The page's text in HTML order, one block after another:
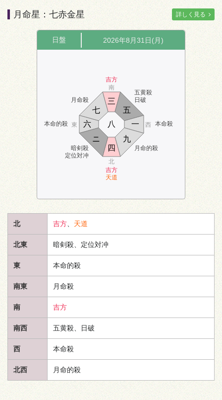
月命星：七赤金星 詳しく見る
日盤 2026年8月31日(月)
月命殺
吉方
五黄殺
日破
本命的殺 本命殺
暗剣殺
定位対冲
吉方
天道
月命的殺
南
北
東 西
四
五
六
七
八
九
一
ニ
三
北 吉方、 天道
北東 暗剣殺、定位対冲
東 本命的殺
南東 月命殺
南 吉方
南西 五黄殺、日破
西 本命殺
北西 月命的殺